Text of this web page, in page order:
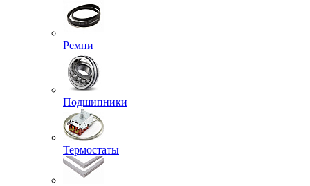
Ремни
Подшипники
Термостаты